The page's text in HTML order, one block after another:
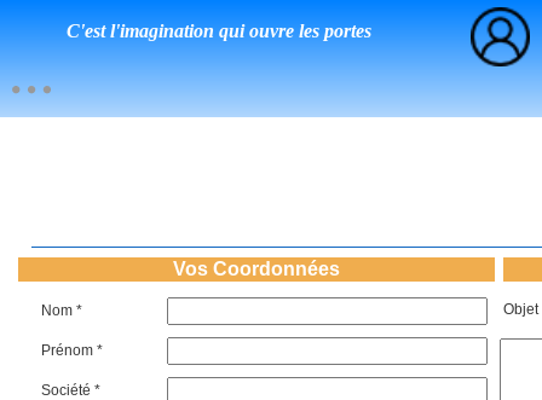
C'est l'imagination qui ouvre les portes
Société *
Nom *
Prénom *
Objet
Vos Coordonnées